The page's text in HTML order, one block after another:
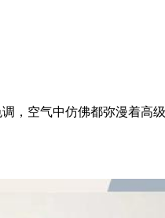
，空气中仿佛都弥漫着高